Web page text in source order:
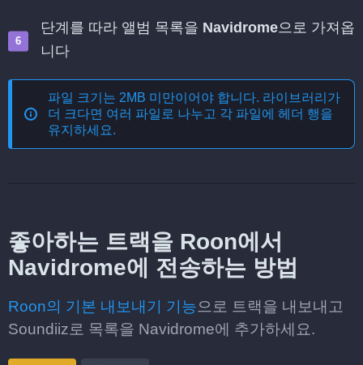
단계를 따라 앨범 목록을 Navidrome으로 가져옵
니다
파일 크기는 2MB 미만이어야 합니다. 라이브러리가
더 크다면 여러 파일로 나누고 각 파일에 헤더 행을
유지하세요.
좋아하는 트랙을 Roon에서
Navidrome에 전송하는 방법
Roon의 기본 내보내기 기능으로 트랙을 내보내고
Soundiiz로 목록을 Navidrome에 추가하세요.